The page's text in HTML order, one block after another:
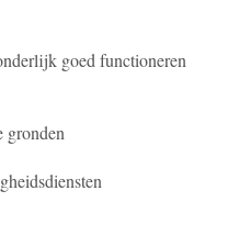
goed functioneren
gronden